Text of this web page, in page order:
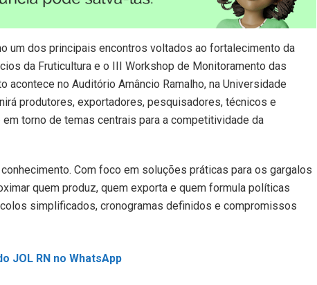
um dos principais encontros voltados ao fortalecimento da
da Fruticultura e o III Workshop de Monitoramento das
acontece no Auditório Amâncio Ramalho, na Universidade
produtores, exportadores, pesquisadores, técnicos e
torno de temas centrais para a competitividade da
Com foco em soluções práticas para os gargalos
quem produz, quem exporta e quem formula políticas
simplificados, cronogramas definidos e compromissos
JOL RN no WhatsApp